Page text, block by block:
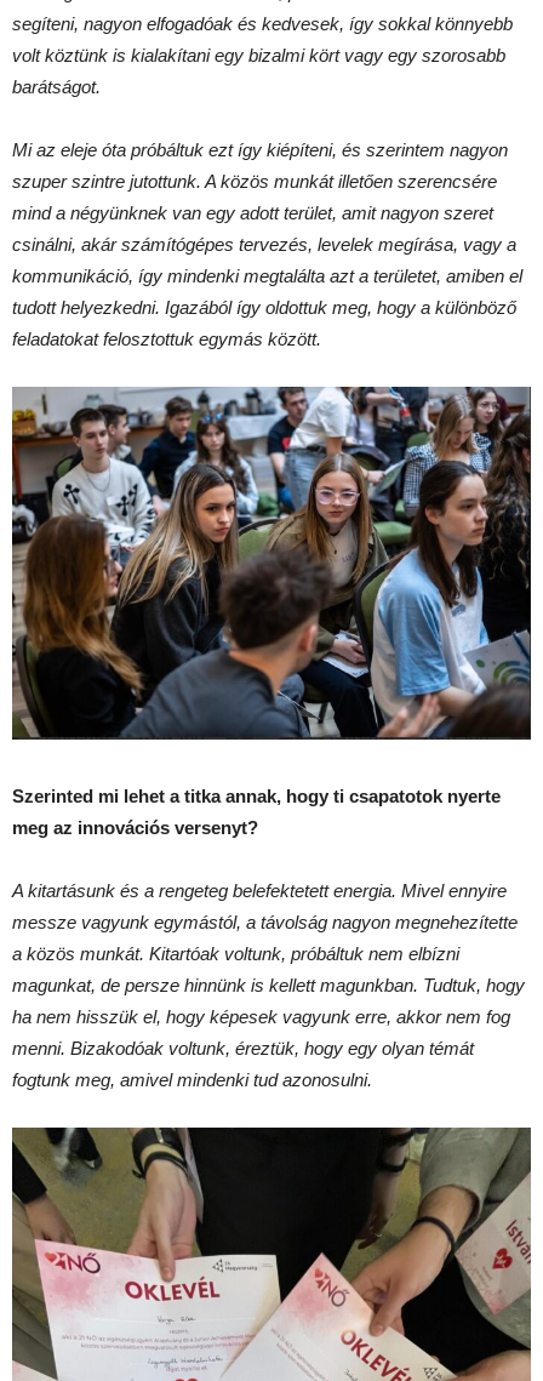
segíteni, nagyon elfogadóak és kedvesek, így sokkal könnyebb
volt köztünk is kialakítani egy bizalmi kört vagy egy szorosabb
barátságot.
Mi az eleje óta próbáltuk ezt így kiépíteni, és szerintem nagyon
szuper szintre jutottunk. A közös munkát illetően szerencsére
mind a négyünknek van egy adott terület, amit nagyon szeret
csinálni, akár számítógépes tervezés, levelek megírása, vagy a
kommunikáció, így mindenki megtalálta azt a területet, amiben el
tudott helyezkedni. Igazából így oldottuk meg, hogy a különböző
feladatokat felosztottuk egymás között.
Szerinted mi lehet a titka annak, hogy ti csapatotok nyerte
meg az innovációs versenyt?
A kitartásunk és a rengeteg belefektetett energia. Mivel ennyire
messze vagyunk egymástól, a távolság nagyon megnehezítette
a közös munkát. Kitartóak voltunk, próbáltuk nem elbízni
magunkat, de persze hinnünk is kellett magunkban. Tudtuk, hogy
ha nem hisszük el, hogy képesek vagyunk erre, akkor nem fog
menni. Bizakodóak voltunk, éreztük, hogy egy olyan témát
fogtunk meg, amivel mindenki tud azonosulni.